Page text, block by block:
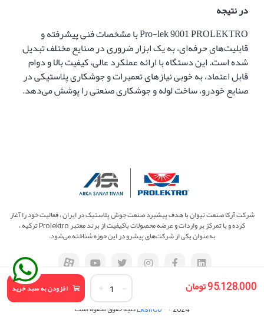
95,128,000 تومان افزودن به سبد خرید
در نتیجه
Pro-lek 9001 PROLEKTRO با مشخصات فنی پیشرفته و
قابلیت‌های حرفه‌ای، به یک ابزار ضروری در صنایع مختلف تبدیل
شده است. این دستگاه با ارائه عملکرد عالی، کیفیت بالا و دوام
قابل اعتماد، به خوبی نیازهای تعمیرات و جوشکاری پلاستیکی در
صنایع خودرو، ساخت لوله و جوشکاری صنعتی را پوشش می‌دهد.
شرکت آرکا صنعت تیوان با هدف پیشبرد صنعت جوش پلاستیک در ایران ، فعالیت خود را آغاز
کرده و با تمرکز بر واردات و عرضه محصولات باکیفیت از برند معتبر Prolektro ترکیه ،
به‌عنوان یکی از شرکت‌های پیشرو در این حوزه شناخته می‌شود.
EksirCo - © 2024 کلیه حقوق محفوظ است